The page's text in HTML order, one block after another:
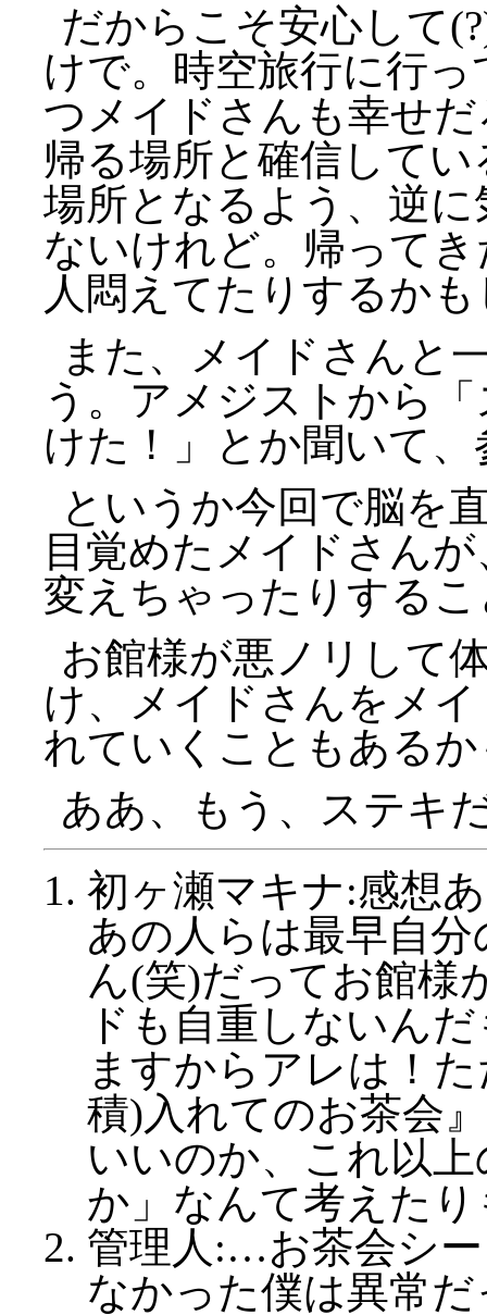
だからこそ安心して
けで。時空旅行に行
つメイドさんも幸せ
帰る場所と確信して
場所となるよう、逆
ないけれど。帰って
人悶えてたりするか
また、メイドさんと
う。アメジストから
けた！」とか聞いて
というか今回で脳を
目覚めたメイドさん
変えちゃったりする
お館様が悪ノリして
け、メイドさんをメ
れていくこともある
ああ、もう、ステキ
初ヶ瀬マキナ:感想
あの人らは最早自
ん(笑)だってお館様
ドも自重しないん
ますからアレは！
積)入れてのお茶会
いいのか、これ以
か」なんて考えた
管理人:…お茶会シ
なかった僕は異常